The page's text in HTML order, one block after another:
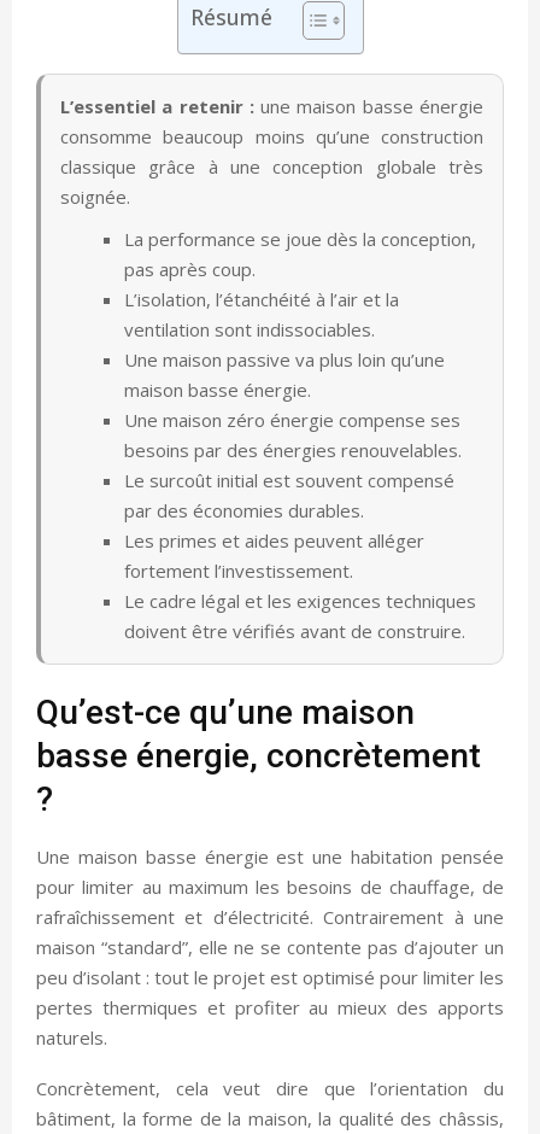
Résumé
L’essentiel a retenir :une maison basse énergie
consomme beaucoup moins qu’une construction
classique grâce à une conception globale très
soignée.
La performance se joue dès la conception,
pas après coup.
L’isolation, l’étanchéité à l’air et la
ventilation sont indissociables.
Une maison passive va plus loin qu’une
maison basse énergie.
Une maison zéro énergie compense ses
besoins par des énergies renouvelables.
Le surcoût initial est souvent compensé
par des économies durables.
Les primes et aides peuvent alléger
fortement l’investissement.
Le cadre légal et les exigences techniques
doivent être vérifiés avant de construire.
Qu’est-ce qu’une maison
basse énergie, concrètement
?
Une maison basse énergie est une habitation pensée
pour limiter au maximum les besoins de chauffage, de
rafraîchissement et d’électricité. Contrairement à une
maison “standard”, elle ne se contente pas d’ajouter un
peu d’isolant : tout le projet est optimisé pour limiter les
pertes thermiques et profiter au mieux des apports
naturels.
Concrètement, cela veut dire que l’orientation du
bâtiment, la forme de la maison, la qualité des châssis,